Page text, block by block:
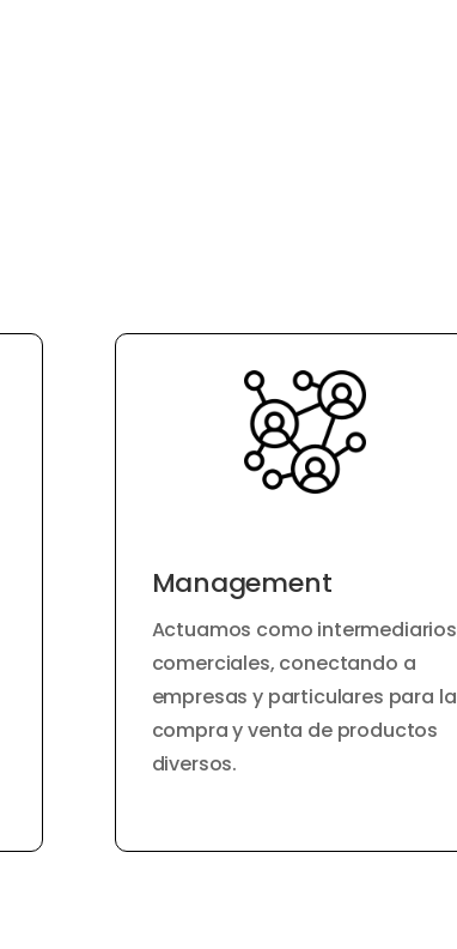
Management
Actuamos como intermediarios
comerciales, conectando a
empresas y particulares para la
compra y venta de productos
diversos.